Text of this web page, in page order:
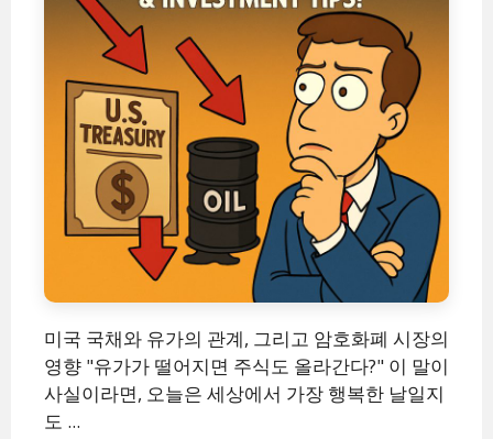
미국 국채와 유가의 관계, 그리고 암호화폐 시장의
영향 "유가가 떨어지면 주식도 올라간다?" 이 말이
사실이라면, 오늘은 세상에서 가장 행복한 날일지
도 ...